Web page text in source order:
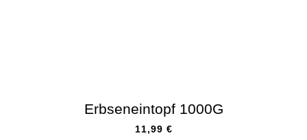
Erbseneintopf 1000G
11,99 €